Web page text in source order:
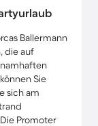
Ballermann
die auf
Sie
sich am
Promoter